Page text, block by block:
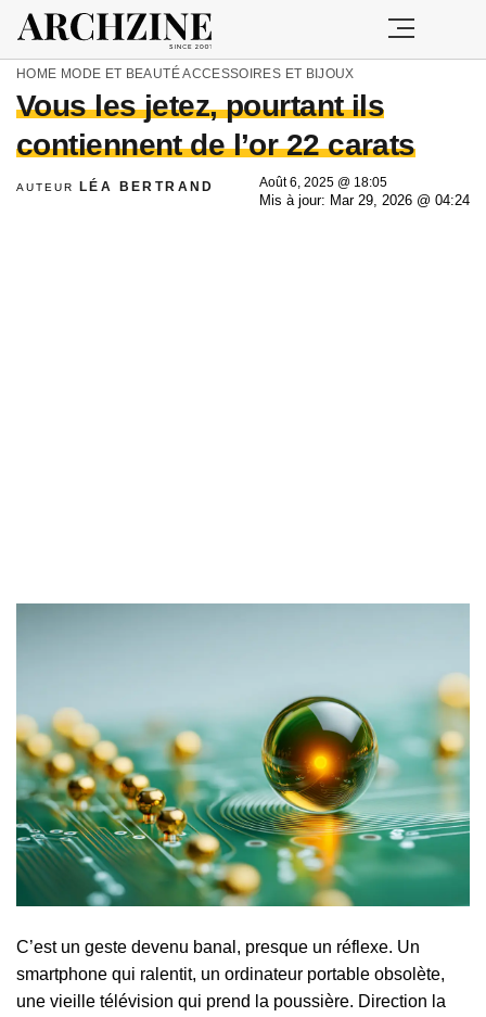
HOME MODE ET BEAUTÉACCESSOIRES ET BIJOUX
Vous les jetez, pourtant ils
contiennent de l’or 22 carats
AUTEUR LÉA BERTRAND
Août 6, 2025 @ 18:05
Mis à jour: Mar 29, 2026 @ 04:24
C’est un geste devenu banal, presque un réflexe. Un
smartphone qui ralentit, un ordinateur portable obsolète,
une vieille télévision qui prend la poussière. Direction la